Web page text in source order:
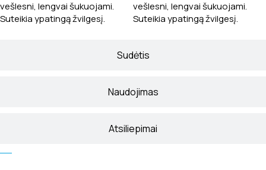
Sudėtis
Naudojimas
Atsiliepimai
vešlesni, lengvai šukuojami.
Suteikia ypatingą žvilgesį.
vešlesni, lengvai šukuojami.
Suteikia ypatingą žvilgesį.